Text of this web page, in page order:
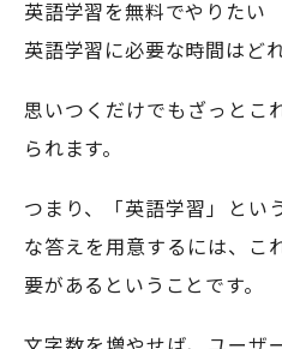
英語学習を無料でやりたい
英語学習に必要な時間はど
思いつくだけでもざっとこ
られます。
つまり、「英語学習」とい
な答えを用意するには、こ
要があるということです。